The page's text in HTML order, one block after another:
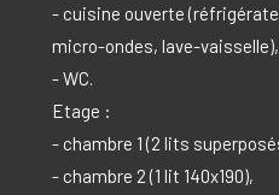
- cuisine ouverte
micro-ondes, lave-vaisselle),
- WC.
Etage :
- chambre 1 (2 lits
- chambre 2 (1 lit 140x190),